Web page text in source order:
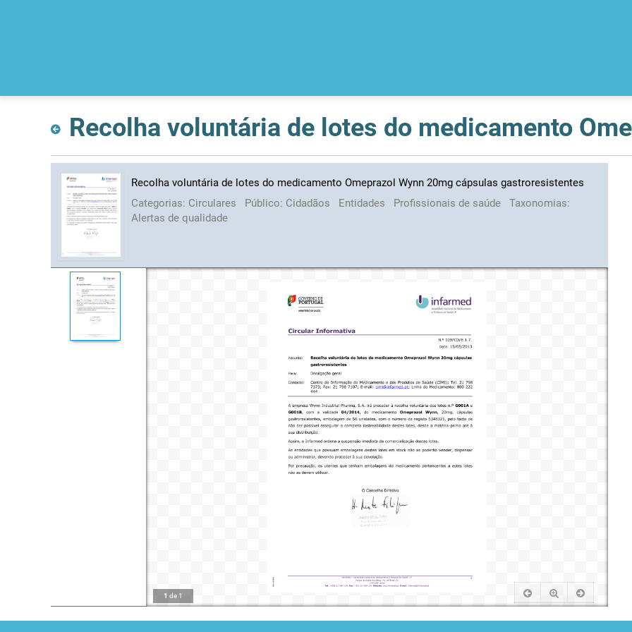
Recolha voluntária de lotes do medicamento Omeprazol Wynn 20mg cápsulas gastroresistentes
Categorias: Circulares Público: Cidadãos Entidades Profissionais de saúde
Taxonomias:
Alertas de qualidade
1 de 1